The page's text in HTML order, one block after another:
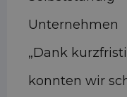
Unternehmen
„Dank
konnten wir